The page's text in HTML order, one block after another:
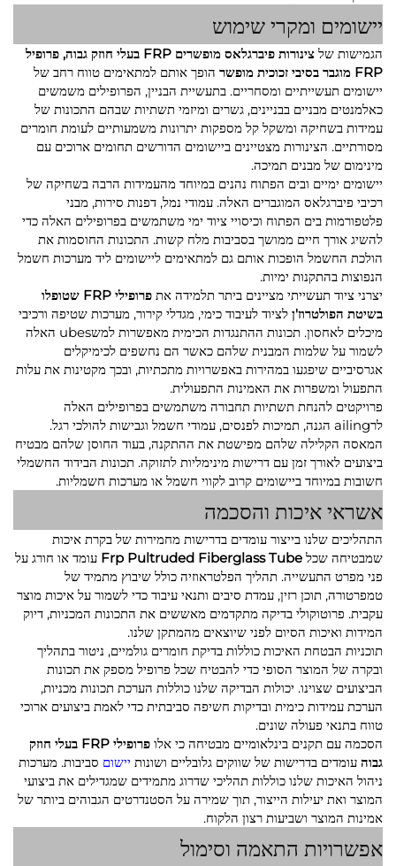
יישומים ומקרי שימוש
הגמישות של
צינורות פיברגלאס מופשרים FRP בעלי חוזק גבוה, פרופיל
FRP מוגבר בסיבי זכוכית מופשר
הופך אותם למתאימים טווח רחב של
יישומים תעשייתיים ומסחריים. בתעשיית הבניין, הפרופילים משמשים
כאלמנטים מבניים בבניינים, גשרים ומיזמי תשתיות שבהם התכונות של
עמידות בשחיקה ומשקל קל מספקות יתרונות משמעותיים לעומת חומרים
מסורתיים. הצינורות מצטיינים ביישומים הדורשים תחומים ארוכים עם
מינימום של מבנים תמיכה.
יישומים ימיים ובים הפתוח נהנים במיוחד מהעמידות הרבה בשחיקה של
רכיבי פיברגלאס המוגברים האלה. עמודי נמל, דפנות סירות, מבני
פלטפורמות בים הפתוח וכיסויי ציוד ימי משתמשים בפרופילים האלה כדי
להשיג אורך חיים ממושך בסביבות מלח קשות. התכונות החוסמות את
הולכת החשמל הופכות אותם גם למתאימים ליישומים ליד מערכות חשמל
הנפוצות בהתקנות ימיות.
יצרני ציוד תעשייתי מציינים ביתר תלמידה את
פרופילי FRP שטופלו
בשיטת הפולטרוז'ן לציוד לעיבוד כימי, מגדלי קירור, מערכות שטיפה ורכיבי
מיכלים לאחסון. תכונות ההתנגדות הכימית מאפשרות למשubes האלה
לשמור על שלמות המבנית שלהם כאשר הם נחשפים לכימיקלים
אגרסיביים שיפגעו במהירות באפשרויות מתכתיות, ובכך מקטינות את עלות
התפעול ומשפרות את האמינות התפעולית.
פרויקטים להנחת תשתיות תחבורה משתמשים בפרופילים האלה
לרailing הגנה, תמיכות לפנסים, עמודי חשמל וגבישות להולכי רגל.
המאסה הקלילה שלהם מפישטת את ההתקנה, בעוד החוסן שלהם מבטיח
ביצועים לאורך זמן עם דרישות מינימליות לתזוקה. תכונות הבידוד החשמלי
חשובות במיוחד ביישומים קרוב לקווי חשמל או מערכות חשמליות.
אשראי איכות והסכמה
התהליכים שלנו בייצור עומדים בדרישות מחמירות של בקרת איכות
שמבטיחה שכל Frp Pultruded Fiberglass Tube עומד או חורג על
פני מפרט התעשייה. תהליך הפלטראוזיה כולל שיבוץ מתמיד של
טמפרטורה, תוכן רזין, עמדת סיבים ותנאי עיבוד כדי לשמור על איכות מוצר
עקבית. פרוטוקולי בדיקה מתקדמים מאששים את התכונות המכניות, דיוק
המידות ואיכות הסיום לפני שיוצאים מהמתקן שלנו.
תוכניות הבטחת האיכות כוללות בדיקת חומרים גולמיים, ניטור בתהליך
ובקרה של המוצר הסופי כדי להבטיח שכל פרופיל מספק את תכונות
הביצועים שצוינו. יכולות הבדיקה שלנו כוללות הערכת תכונות מכניות,
הערכת עמידות כימית ובדיקות חשיפה סביבתית כדי לאמת ביצועים ארוכי
טווח בתנאי פעולה שונים.
הסכמה עם תקנים בינלאומיים מבטיחה כי אלו
פרופילי FRP בעלי חוזק
גבוה עומדים בדרישות של שווקים גלובליים ושונות יישום סביבות. מערכות
ניהול האיכות שלנו כוללות תהליכי שדרוג מתמידים שמגדילים את ביצועי
המוצר ואת יעילות הייצור, תוך שמירה על הסטנדרטים הגבוהים ביותר של
אמינות המוצר ושביעות רצון הלקוח.
אפשרויות התאמה וסימול